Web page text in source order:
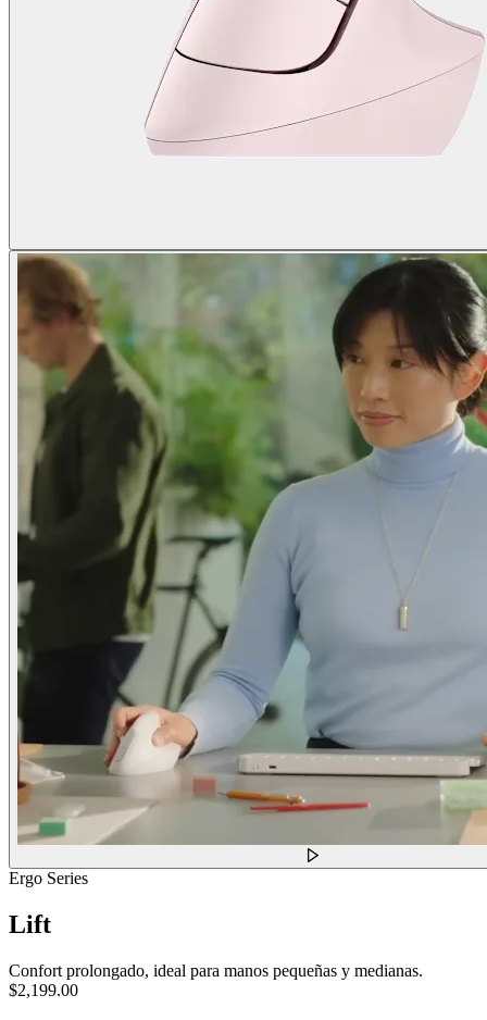
Ergo Series
Lift
Confort prolongado, ideal para manos pequeñas y medianas.
$2,199.00